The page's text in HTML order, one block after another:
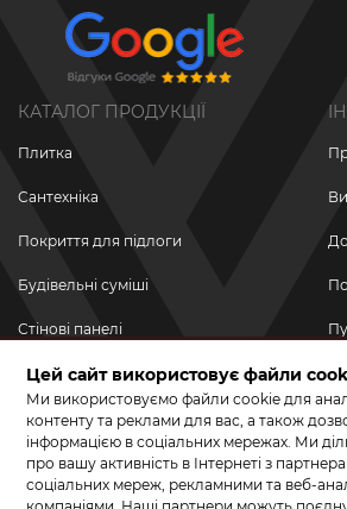
КАТАЛОГ ПРОДУКЦІЇ
Плитка
Сантехніка
Покриття для підлоги
Будівельні суміші
Стінові панелі
Новинки
Акційні товари
Акції/Знижки
ПРИЄДНУЙТЕСЬ ДО НАС У
Цей сайт використовує файли
Ми використовуємо файли cookie для
контенту та реклами для вас, а також
інформацією в соціальних мережах. Ми
про вашу активність в Інтернеті з
соціальних мереж, рекламними та веб-